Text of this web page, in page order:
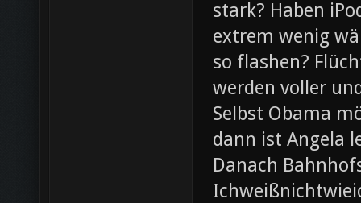
stark? Haben
extrem wenig
so flashen?
werden voller
Selbst Obama
dann ist Angela
Danach